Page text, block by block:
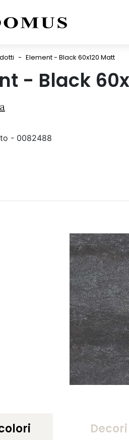
- Element - Black 60x120 Matt
- Black
- 0082488
Decori